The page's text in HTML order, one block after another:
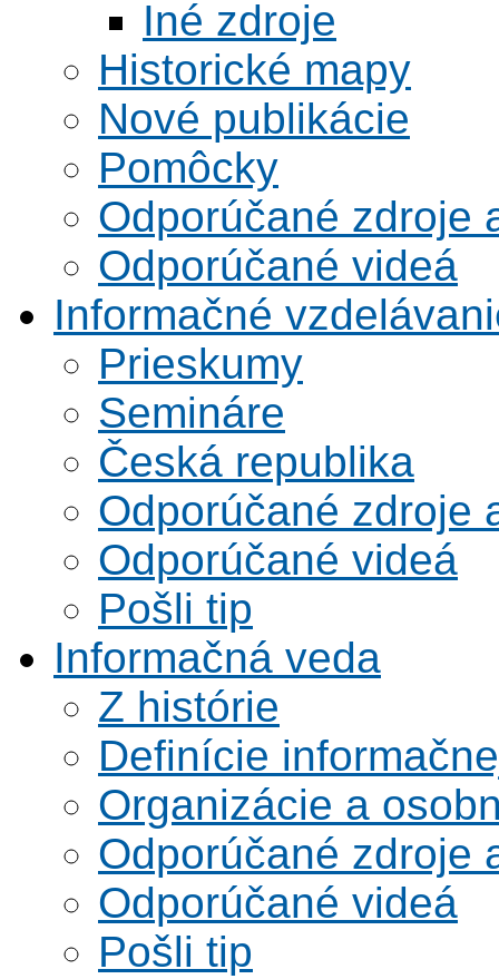
Iné zdroje
Historické mapy
Nové publikácie
Pomôcky
Odporúčané zdroje
Odporúčané videá
Informačné
Prieskumy
Semináre
Česká republika
Odporúčané zdroje
Odporúčané videá
Pošli tip
Informačná veda
Z histórie
Definície
Organizácie a
Odporúčané zdroje
Odporúčané videá
Pošli tip